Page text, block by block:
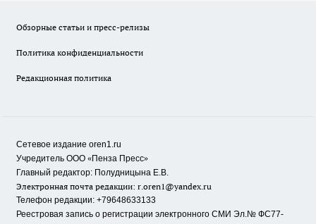
Обзорные статьи и пресс-релизы
Политика конфиденциальности
Редакционная политика
Сетевое издание oren1.ru
Учредитель ООО «Пенза Пресс»
Главный редактор: Полудницына Е.В.
Электронная почта редакции: r.oren1@yandex.ru
Телефон редакции: +79648633133
Реестровая запись о регистрации электронного СМИ Эл.№ ФС77-